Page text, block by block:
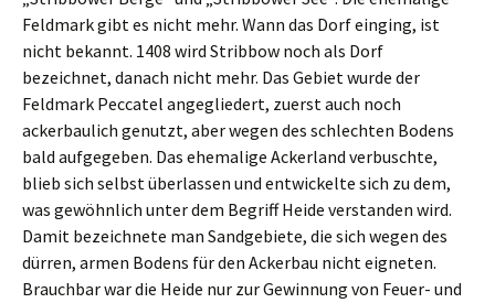
Feldmark gibt es nicht mehr. Wann das Dorf einging, ist
nicht bekannt. 1408 wird Stribbow noch als Dorf
bezeichnet, danach nicht mehr. Das Gebiet wurde der
Feldmark Peccatel angegliedert, zuerst auch noch
ackerbaulich genutzt, aber wegen des schlechten Bodens
bald aufgegeben. Das ehemalige Ackerland verbuschte,
blieb sich selbst überlassen und entwickelte sich zu dem,
was gewöhnlich unter dem Begriff Heide verstanden wird.
Damit bezeichnete man Sandgebiete, die sich wegen des
dürren, armen Bodens für den Ackerbau nicht eigneten.
Brauchbar war die Heide nur zur Gewinnung von Feuer- und